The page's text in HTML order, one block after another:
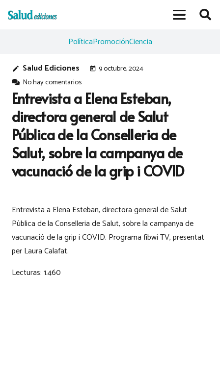
PolíticaPromociónCiencia
edit Salud Ediciones today 9 octubre, 2024
No hay comentarios
Entrevista a Elena Esteban,
directora general de Salut
Pública de la Conselleria de
Salut, sobre la campanya de
vacunació de la grip i COVID
Entrevista a Elena Esteban, directora general de Salut
Pública de la Conselleria de Salut, sobre la campanya de
vacunació de la grip i COVID. Programa fibwi TV, presentat
per Laura Calafat.
Lecturas:1.460